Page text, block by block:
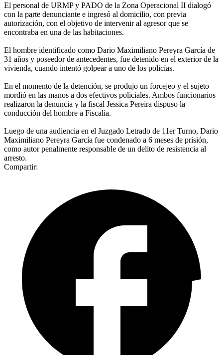
El personal de URMP y PADO de la Zona Operacional II dialogó
con la parte denunciante e ingresó al domicilio, con previa
autorización, con el objetivo de intervenir al agresor que se
encontraba en una de las habitaciones.
El hombre identificado como Dario Maximiliano Pereyra García de
31 años y poseedor de antecedentes, fue detenido en el exterior de la
vivienda, cuando intentó golpear a uno de los policías.
En el momento de la detención, se produjo un forcejeo y el sujeto
mordió en las manos a dos efectivos policiales. Ambos funcionarios
realizaron la denuncia y la fiscal Jessica Pereira dispuso la
conducción del hombre a Fiscalía.
Luego de una audiencia en el Juzgado Letrado de 11er Turno, Dario
Maximiliano Pereyra García fue condenado a 6 meses de prisión,
como autor penalmente responsable de un delito de resistencia al
arresto.
Compartir: